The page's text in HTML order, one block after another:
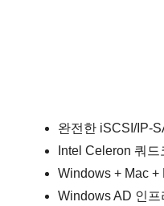
완전한 iSCSI/IP-
Intel Celeron 쿼
Windows + Mac +
Windows AD 인